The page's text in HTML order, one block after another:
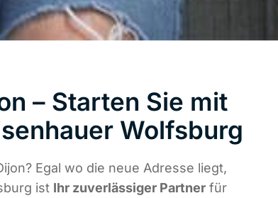
– Starten Sie mit
Wolfsburg
Egal wo die neue Adresse liegt,
ist Ihr zuverlässiger Partner für